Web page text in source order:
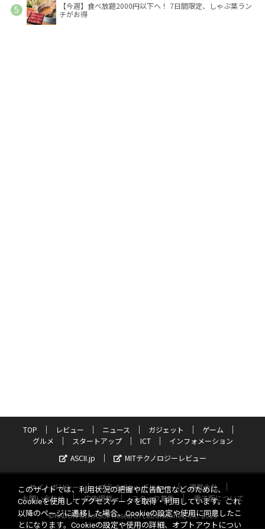
【今週】食べ放題2000円以下へ！ 7日間限定、しゃぶ葉ラン
チがお得
TOP レビュー ニュース ガジェット
ゲーム
グルメ
スタートアップ ICT
インフォメーション
ASCII.jp
MITテクノロジーレビュー
サイトポリシー プライバシーポリシー
運営会社
お問い合わせ
広告掲載 スタッフ募集
電子版について
©KADOKAWA ASCII Research Laboratories, Inc. 2026
このサイトでは、利用状況の把握や広告配信などのために、
Cookieを使用してアクセスデータを取得・利用しています。これ
以降のページに遷移した場合、Cookieの設定や使用に同意したこ
とになります。Cookieの設定や使用の詳細、オプトアウトについ